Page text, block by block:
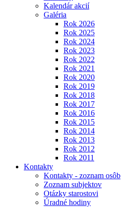
Kalendár akcií
Galéria
Rok 2026
Rok 2025
Rok 2024
Rok 2023
Rok 2022
Rok 2021
Rok 2020
Rok 2019
Rok 2018
Rok 2017
Rok 2016
Rok 2015
Rok 2014
Rok 2013
Rok 2012
Rok 2011
Kontakty
Kontakty - zoznam osôb
Zoznam subjektov
Otázky starostovi
Úradné hodiny